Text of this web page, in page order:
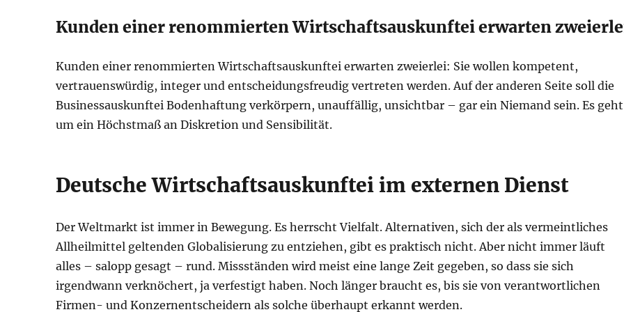
Kunden einer renommierten Wirtschaftsauskunftei erwarten
Kunden einer renommierten Wirtschaftsauskunftei erwarten zweierlei: Sie wollen kompetent,
vertrauenswürdig, integer und entscheidungsfreudig vertreten werden. Auf der anderen Seite soll die
Businessauskunftei Bodenhaftung verkörpern, unauffällig, unsichtbar – gar ein Niemand sein. Es geht
um ein Höchstmaß an Diskretion und Sensibilität.
Deutsche Wirtschaftsauskunftei im externen Dienst
Der Weltmarkt ist immer in Bewegung. Es herrscht Vielfalt. Alternativen, sich der als vermeintliches
Allheilmittel geltenden Globalisierung zu entziehen, gibt es praktisch nicht. Aber nicht immer läuft
alles – salopp gesagt – rund. Missständen wird meist eine lange Zeit gegeben, so dass sie sich
irgendwann verknöchert, ja verfestigt haben. Noch länger braucht es, bis sie von verantwortlichen
Firmen- und Konzernentscheidern als solche überhaupt erkannt werden.